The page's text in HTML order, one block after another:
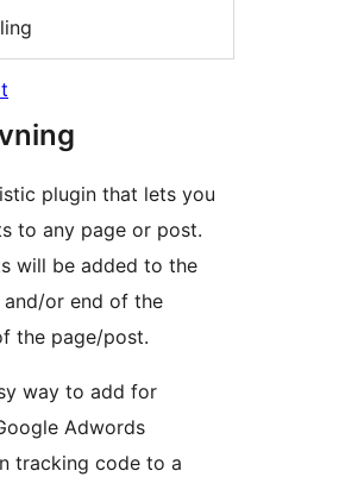
plugin that lets you
to any page or post.
will be added to the
and/or end of the
the page/post.
way to add for
Adwords
tracking code to a